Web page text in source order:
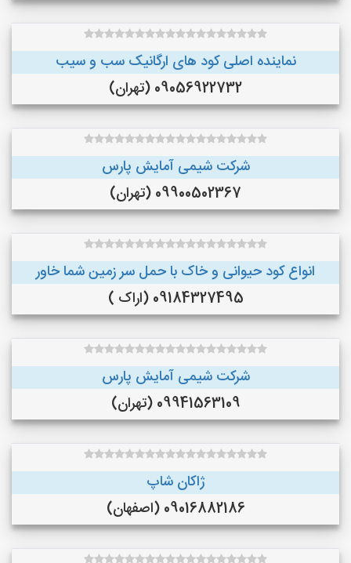
نماینده اصلی کود های ارگانیک سب و سیب
09056922732 (تهران)
شرکت شیمی آمایش پارس
09900502367 (تهران)
انواع کود حیوانی و خاک با حمل سر زمین شما خاور
09184327495 (اراک )
شرکت شیمی آمایش پارس
09941563109 (تهران)
ژاکان شاپ
09016882186 (اصفهان)